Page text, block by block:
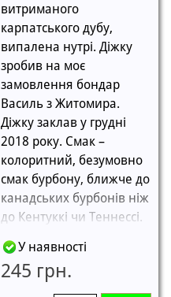
витриманого
карпатського дубу,
випалена нутрі. Діжку
зробив на моє
замовлення бондар
Василь з Житомира.
Діжку заклав у грудні
2018 року. Смак –
колоритний, безумовно
смак бурбону, ближче до
канадських бурбонів ніж
до Кентуккі чи Теннессі.
У наявності
245 грн.